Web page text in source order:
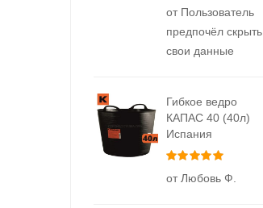
от Пользователь
предпочёл скрыть
свои данные
Гибкое ведро
КАПАС 40 (40л)
Испания
от Любовь Ф.